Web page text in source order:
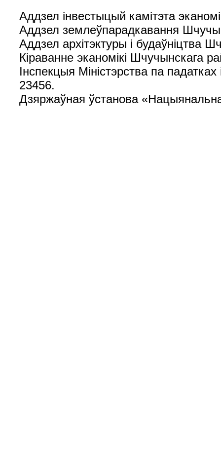
Аддзел інвестыцый камітэта
Аддзел землеўпарадкавання
Аддзел архітэктуры і будаўніцтва
Кіраванне эканомікі Шчучынскага
Інспекцыя Міністэрства па
23456.
Дзяржаўная ўстанова